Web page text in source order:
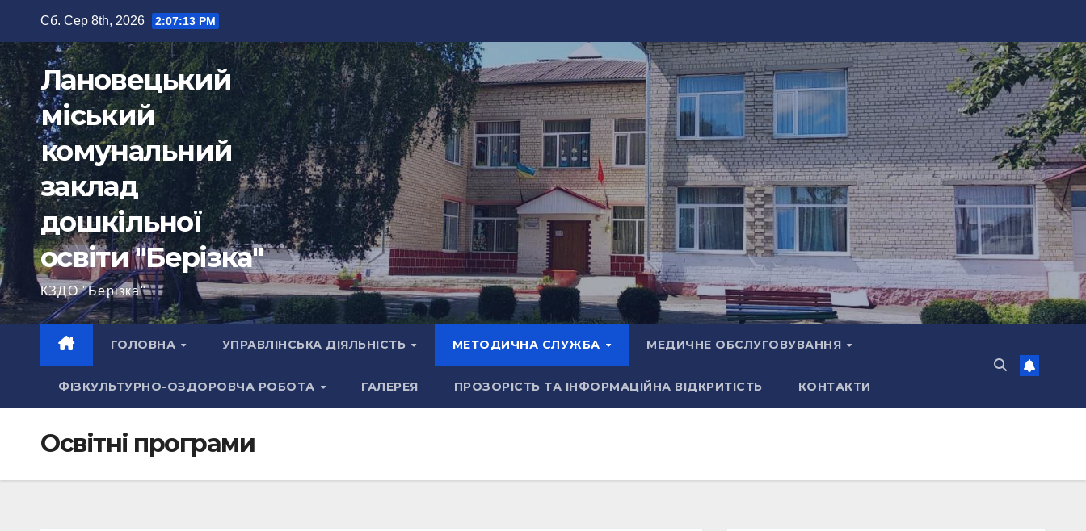
вмісту
Сб. Сер 8th, 2026 2:07:14 PM
Лановецький
міський
комунальний
заклад
дошкільної
освіти "Берізка"
КЗДО "Берізка"
ГОЛОВНА УПРАВЛІНСЬКА ДІЯЛЬНІСТЬ МЕТОДИЧНА СЛУЖБА МЕДИЧНЕ ОБСЛУГОВУВАННЯ
ФІЗКУЛЬТУРНО-ОЗДОРОВЧА РОБОТА ГАЛЕРЕЯ ПРОЗОРІСТЬ ТА ІНФОРМАЦІЙНА ВІДКРИТІСТЬ КОНТАКТИ
Освітні програми